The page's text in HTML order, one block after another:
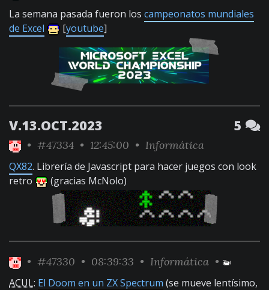
La semana pasada fueron los campeonatos mundiales
de Excel
[youtube]
V.13.OCT.2023 5
• #47334 • 12:45:00 • Informática
QX82. Librería de Javascript para hacer juegos con look
retro
(gracias McNolo)
• #47330 • 08:39:33 • Informática •
ACUL: El Doom en un ZX Spectrum (se mueve lentísimo,